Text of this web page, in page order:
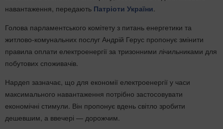
навантаження, передають Патріоти України.
Голова парламентського комітету з питань енергетики та
житлово-комунальних послуг Андрій Герус пропонує змінити
правила оплати електроенергії за тризонними лічильниками для
побутових споживачів.
Нардеп зазначає, що для економії електроенергії у часи
максимального навантаження потрібно застосовувати
економічні стимули. Він пропонує вдень світло зробити
дешевшим, а ввечері — дорожчим.